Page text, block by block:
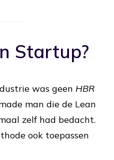
Startup?
was geen HBR
man die de Lean
zelf had bedacht.
ook toepassen